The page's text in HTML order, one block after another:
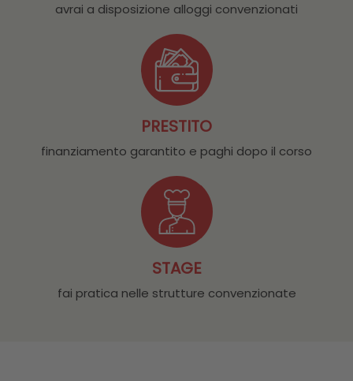
avrai a disposizione alloggi convenzionati
PRESTITO
finanziamento garantito e paghi dopo il corso
STAGE
fai pratica nelle strutture convenzionate